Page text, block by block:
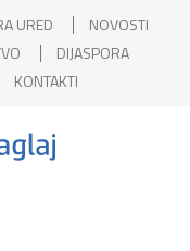
URED
NOVOSTI
DIJASPORA
KONTAKTI